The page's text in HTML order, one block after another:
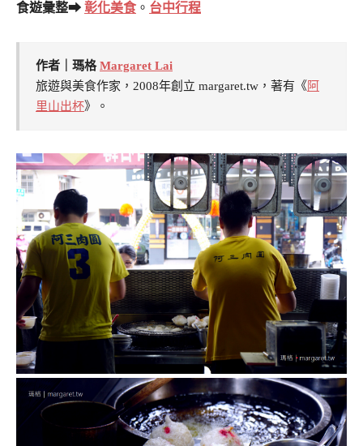
食遊彙整➡ 彰化美食。 台中行程
作者｜瑪格Margaret Lai
旅遊與美食作家，2008年創立 margaret.tw，著有《阿
里山出杯》。